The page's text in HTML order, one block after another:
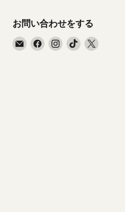
お問い合わせをする
E
FacebookInstagram
TikTokX